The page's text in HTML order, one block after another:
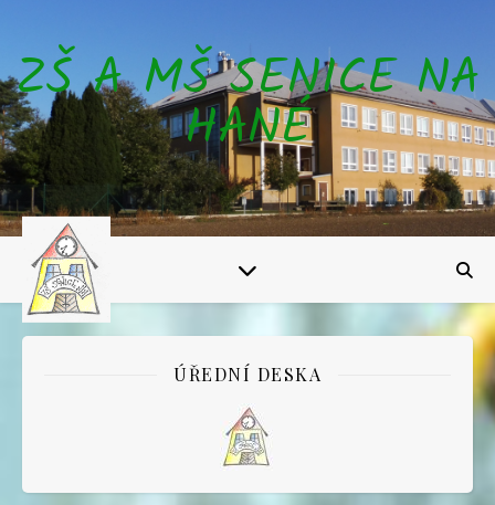
ZŠ A MŠ SENICE NA
HANÉ
ÚŘEDNÍ DESKA